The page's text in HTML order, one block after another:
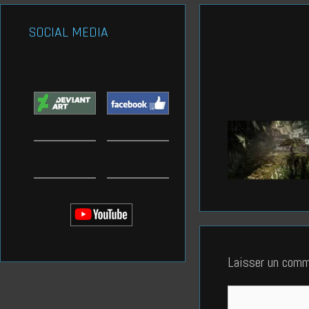
Laisser un
SOCIAL MEDIA